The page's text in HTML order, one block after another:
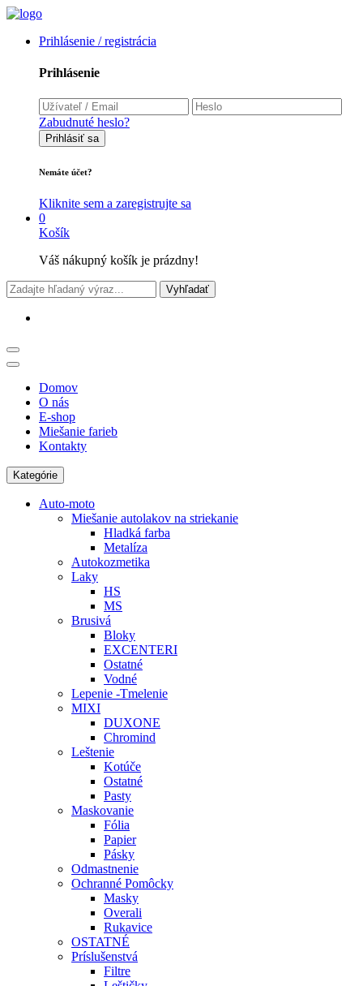
Prihlásenie / registrácia
Prihlásenie
Zabudnuté heslo?
Prihlásiť sa
Nemáte účet?
Kliknite sem a zaregistrujte sa
0
Košík
Váš nákupný košík je prázdny!
Vyhľadať
Domov
O nás
E-shop
Miešanie farieb
Kontakty
Kategórie
Auto-moto
Miešanie autolakov na striekanie
Hladká farba
Metalíza
Autokozmetika
Laky
HS
MS
Brusivá
Bloky
EXCENTERI
Ostatné
Vodné
Lepenie -Tmelenie
MIXI
DUXONE
Chromind
Leštenie
Kotúče
Ostatné
Pasty
Maskovanie
Fólia
Papier
Pásky
Odmastnenie
Ochranné Pomôcky
Masky
Overali
Rukavice
OSTATNÉ
Príslušenstvá
Filtre